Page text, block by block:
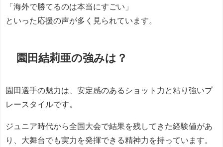
「海外で勝てるのは本当にすごい」
といった応援の声が多く見られています。
園田結莉亜の強みは？
園田選手の魅力は、安定感のあるショット力と粘り強いプ
レースタイルです。
ジュニア時代から全国大会で結果を残してきた経験値があ
り、大舞台でも実力を発揮できる精神力を持っています。